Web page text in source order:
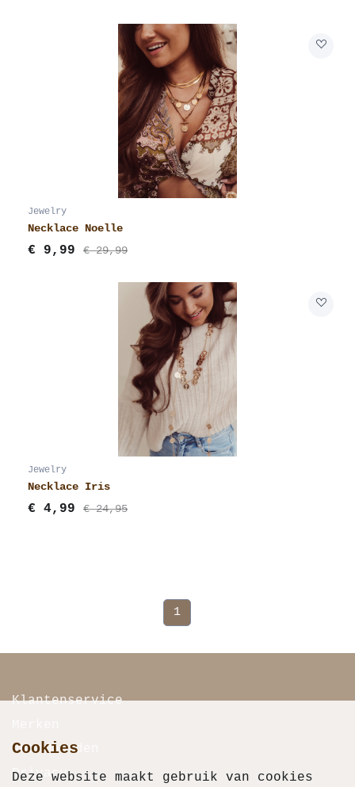
Jewelry
Necklace Noelle
€ 9,99 € 29,99
Jewelry
Necklace Iris
€ 4,99 € 24,95
1(current)
Klantenservice
Voorwaarden
Privacy
Cookies
Deze website maakt gebruik van cookies